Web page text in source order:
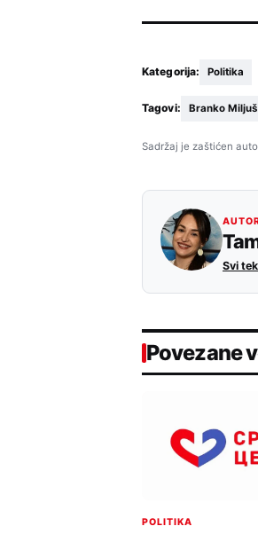
Kategorija: Politika
Tagovi: Branko Miljuš
Sadržaj je zaštićen
Svi
Povezane
POLITIKA